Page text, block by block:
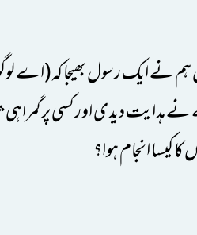
نے ایک رسول بھیجا کہ (اے
نے ہدایت دیدی اور کسی پر
کیسا انجام ہوا؟